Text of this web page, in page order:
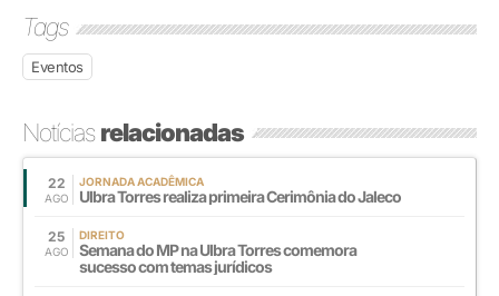
Tags
Eventos
Notíciasrelacionadas
22
AGO
JORNADA ACADÊMICA
Ulbra Torres realiza primeira Cerimônia do Jaleco
25
AGO
DIREITO
Semana do MP na Ulbra Torres comemora
sucesso com temas jurídicos